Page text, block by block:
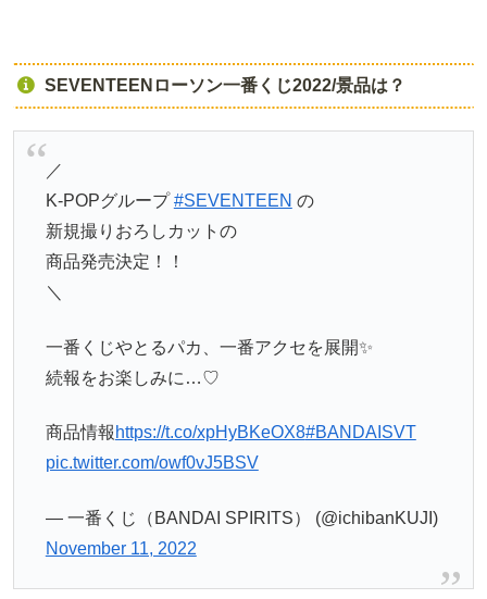
SEVENTEENローソン一番くじ2022/景品は？
／
K-POPグループ #SEVENTEEN の
新規撮りおろしカットの
商品発売決定！！
＼
一番くじやとるパカ、一番アクセを展開✨
続報をお楽しみに…♡
商品情報 https://t.co/xpHyBKeOX8#BANDAISVT
pic.twitter.com/owf0vJ5BSV
— 一番くじ（BANDAI SPIRITS） (@ichibanKUJI)
November 11, 2022